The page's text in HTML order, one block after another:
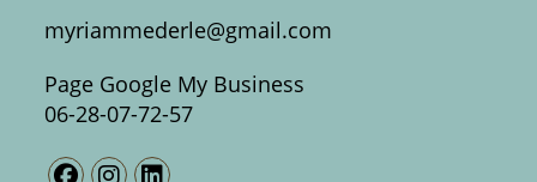
myriammederle@gmail.com
Page Google My Business
06-28-07-72-57